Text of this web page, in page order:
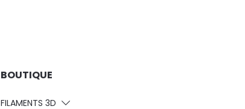
BOUTIQUE
FILAMENTS 3D